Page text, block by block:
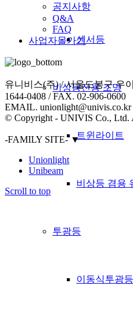
센서등
비상등전용 조명
트윈라이트
비상등 겸용
투광등
이동식투광등
공지사항
Q&A
FAQ
사업자몰가기
유니비스(주) / 서울도봉구 우
1644-0408 / FAX. 02-906-0600
EMAIL. unionlight@univis.co.kr
© Copyright - UNIVIS Co., Ltd.
-FAMILY SITE- ▼
Unionlight
Unibeam
Scroll to top